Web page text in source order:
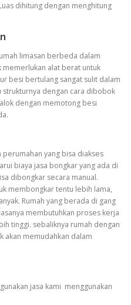
dihitung dengan menghitung
limasan berbeda dalam
memerlukan alat berat untuk
besi bertulang sangat sulit dalam
dengan cara dibobok
dengan memotong besi
yang bisa diakses
biaya jasa bongkar yang ada di
dibongkar secara manual.
membongkar tentu lebih lama,
Rumah yang berada di gang
membutuhkan proses kerja
tinggi. sebaliknya rumah dengan
akan memudahkan dalam
jasa kami menggunakan